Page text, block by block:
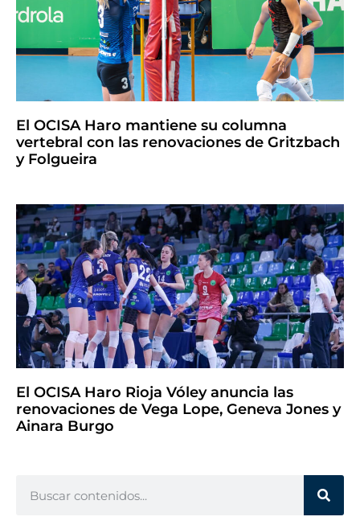
El OCISA Haro mantiene su columna
vertebral con las renovaciones de Gritzbach
y Folgueira
El OCISA Haro Rioja Vóley anuncia las
renovaciones de Vega Lope, Geneva Jones y
Ainara Burgo